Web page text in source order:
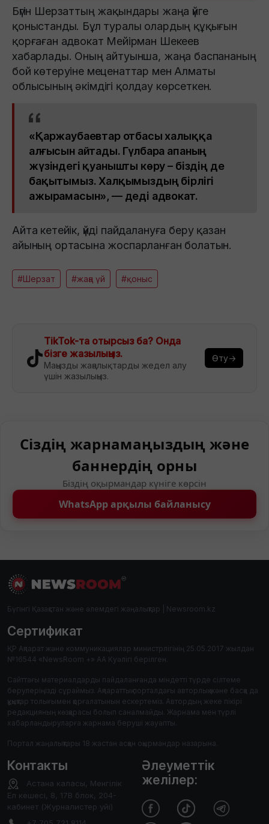
Бүгін Шерзаттың жақындары жаңа үйге
қоныстанды. Бұл туралы олардың құқығын
қорғаған адвокат Мейірман Шекеев
хабарлады. Оның айтуынша, жаңа баспананың
бой көтеруіне меценаттар мен Алматы
облысының әкімдігі қолдау көрсеткен.
«Қаржаубаевтар отбасы халыққа
алғысын айтады. Гүлбара апаның
жүзіндегі қуанышты көру – біздің де
бақытымыз. Халқымыздың бірлігі
ажырамасын», — деді адвокат.
Айта кетейік, үйді пайдалануға беру қазан
айының ортасына жоспарланған болатын.
#Шерзат #жаңа үй #қоныс
TikTok-та отырсыз ба? Онда
бізге жазылыңыз.
Маңызды жаңалықтарды жедел алу
үшін жазылыңыз.
Өту→
Сіздің жарнамаңыздың және
баннердің орны
Біздің оқырмандар күніге көрсін
WhatsApp арқылы байланысу
Бүгінгі Қазақстан және әлемдегі жаңалықтар | Newsroom.kz
Сертификат
ҚР Ақпарат және коммуникациялар министрлігінің 25.05.2017 жылдан
№16544 «NewsRoom +» АА Куәлігі берілген.
Сайттағы материалдарды пайдаланғанда міндетті түрде сілтеме
берулеріңізді сұраймыз. Ақпараттық порталдағы авторлық және басқа да
құқықтар толығымен қорғалатынын ескертеміз. Автордың жеке пікірі
редакцияның көзқарасы болып саналмайды. Жарнама мен түрлі
хабарландыруларға жарнама беруші жауапты.
Портал жаңалықтары 18 жастан асқан оқырмандар назарына.
Контакты
Астана каласы, Менгілік
Ел кешесі, 8, 17В блок, 204-
кабинет (Журналистер уйі)
Әлеуметтік
желілер: